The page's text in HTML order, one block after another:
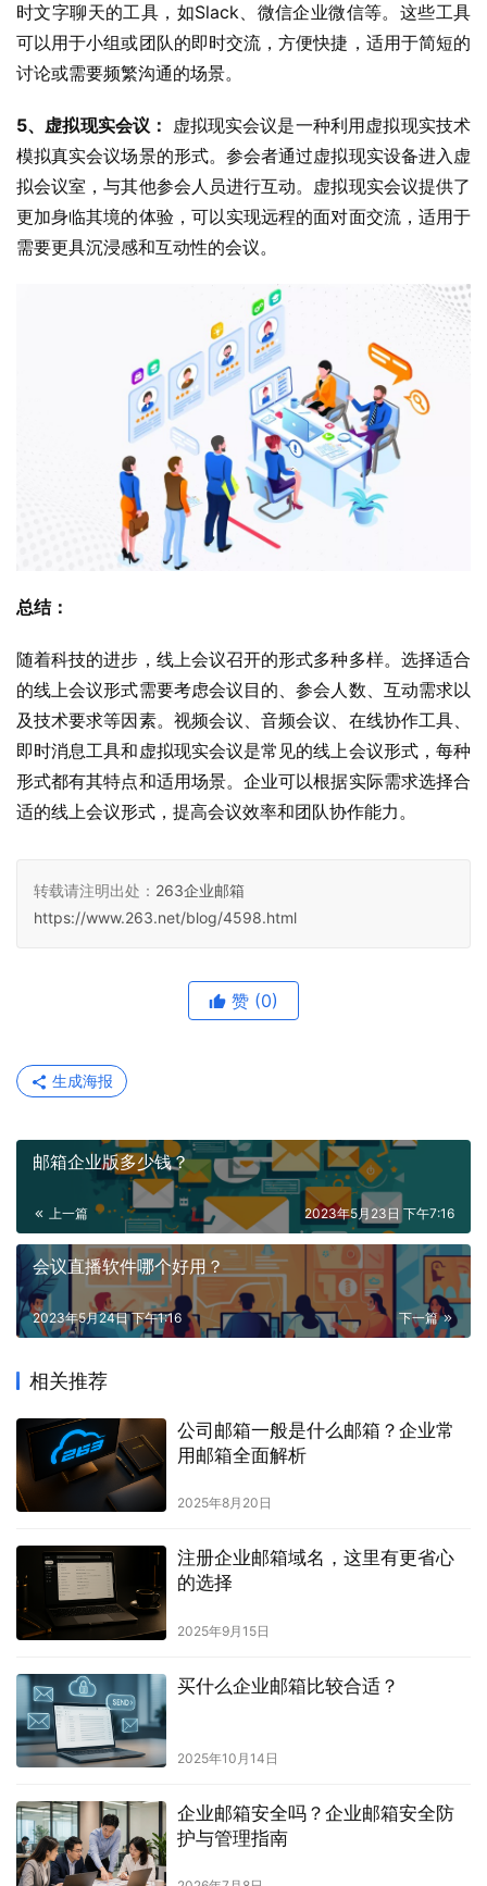
时文字聊天的工具，如Slack、微信企业微信等。这些工具
可以用于小组或团队的即时交流，方便快捷，适用于简短的
讨论或需要频繁沟通的场景。
5、虚拟现实会议： 虚拟现实会议是一种利用虚拟现实技术
模拟真实会议场景的形式。参会者通过虚拟现实设备进入虚
拟会议室，与其他参会人员进行互动。虚拟现实会议提供了
更加身临其境的体验，可以实现远程的面对面交流，适用于
需要更具沉浸感和互动性的会议。
总结：
随着科技的进步，线上会议召开的形式多种多样。选择适合
的线上会议形式需要考虑会议目的、参会人数、互动需求以
及技术要求等因素。视频会议、音频会议、在线协作工具、
即时消息工具和虚拟现实会议是常见的线上会议形式，每种
形式都有其特点和适用场景。企业可以根据实际需求选择合
适的线上会议形式，提高会议效率和团队协作能力。
转载请注明出处： 263企业邮箱
https://www.263.net/blog/4598.html
赞 (0)
生成海报
邮箱企业版多少钱？
上一篇 2023年5月23日 下午7:16
会议直播软件哪个好用？
下一篇
2023年5月24日 下午1:16
相关推荐
公司邮箱一般是什么邮箱？企业常
用邮箱全面解析
2025年8月20日
注册企业邮箱域名，这里有更省心
的选择
2025年9月15日
买什么企业邮箱比较合适？
2025年10月14日
企业邮箱安全吗？企业邮箱安全防
护与管理指南